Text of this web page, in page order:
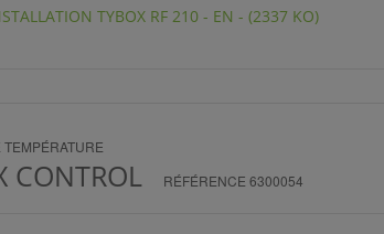
TYBOX RF 210 - EN - (2337 KO)
CONTROL RÉFÉRENCE 6300054